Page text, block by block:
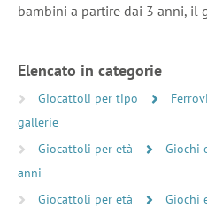
bambini a partire dai 3 anni, il
Elencato in categorie
Giocattoli per tipo
gallerie
Giocattoli per età
Giochi
anni
Giocattoli per età
Giochi